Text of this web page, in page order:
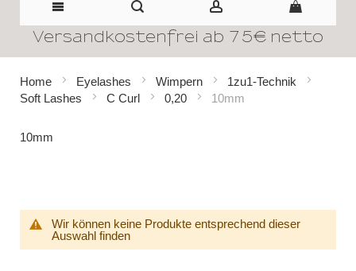
Direkt
Inhalt
Versandkostenfrei ab 75€ netto
Home Eyelashes Wimpern
1zu1-Technik
Soft Lashes
C Curl 0,20 10mm
10mm
Wir können keine Produkte entsprechend dieser
Auswahl finden